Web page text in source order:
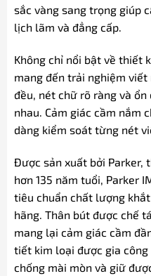
sắc vàng sang trọng giúp
lịch lãm và đẳng cấp.
Không chỉ nổi bật về thiết
mang đến trải nghiệm
đều, nét chữ rõ ràng và
nhau. Cảm giác cầm nắm
dàng kiểm soát từng nét
Được sản xuất bởi Parker,
hơn 135 năm tuổi, Parker
tiêu chuẩn chất lượng
hãng. Thân bút được chế
mang lại cảm giác cầm
tiết kim loại được gia
chống mài mòn và giữ